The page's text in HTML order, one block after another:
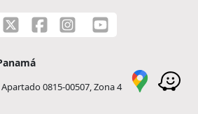
0815-00507, Zona 4